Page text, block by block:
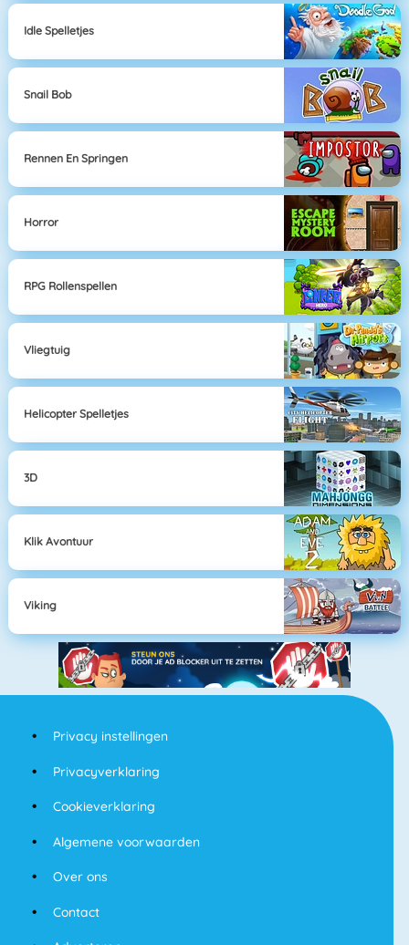
Idle Spelletjes
Snail Bob
Rennen En Springen
Horror
RPG Rollenspellen
Vliegtuig
Helicopter Spelletjes
3D
Klik Avontuur
Viking
Privacy instellingen
Privacyverklaring
Cookieverklaring
Algemene voorwaarden
Over ons
Contact